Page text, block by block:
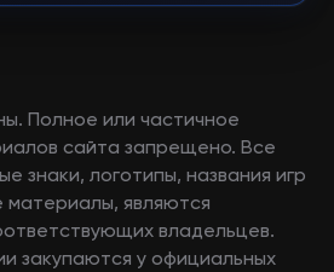
Полное или частичное
сайта запрещено. Все
знаки, логотипы, названия игр
материалы, являются
владельцев.
закупаются у официальных